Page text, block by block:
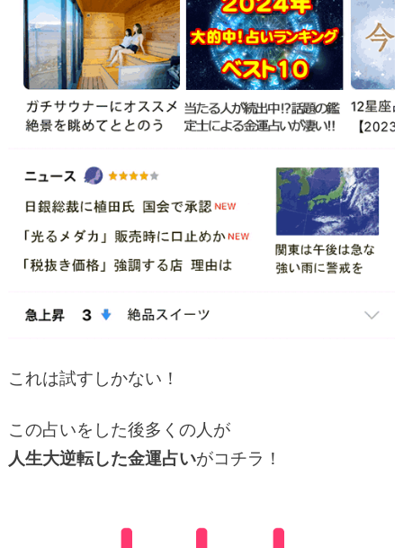
これは試すしかない！
この占いをした後多くの人が
人生大逆転した金運占いがコチラ！